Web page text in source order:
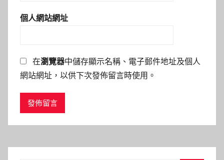
個人網站網址
在瀏覽器中儲存顯示名稱、電子郵件地址及個人
網站網址，以供下次發佈留言時使用。